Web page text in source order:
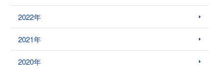
2022年
2021年
2020年